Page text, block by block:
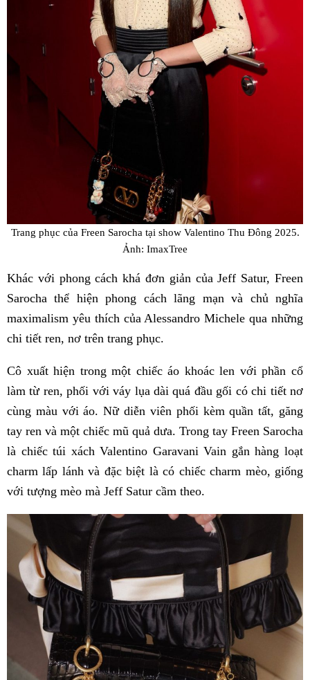
Trang phục của Freen Sarocha tại show Valentino Thu Đông 2025.
Ảnh: ImaxTree
Khác với phong cách khá đơn giản của Jeff Satur, Freen
Sarocha thể hiện phong cách lãng mạn và chủ nghĩa
maximalism yêu thích của Alessandro Michele qua những
chi tiết ren, nơ trên trang phục.
Cô xuất hiện trong một chiếc áo khoác len với phần cổ
làm từ ren, phối với váy lụa dài quá đầu gối có chi tiết nơ
cùng màu với áo. Nữ diễn viên phối kèm quần tất, găng
tay ren và một chiếc mũ quả dưa. Trong tay Freen Sarocha
là chiếc túi xách Valentino Garavani Vain gắn hàng loạt
charm lấp lánh và đặc biệt là có chiếc charm mèo, giống
với tượng mèo mà Jeff Satur cầm theo.